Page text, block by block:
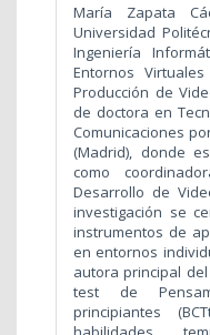
María Zapata
Universidad
Ingeniería
Entornos
Producción de
de doctora en
Comunicaciones
(Madrid), donde
como
Desarrollo de
investigación se
instrumentos de
en entornos
autora principal
test de
principiantes